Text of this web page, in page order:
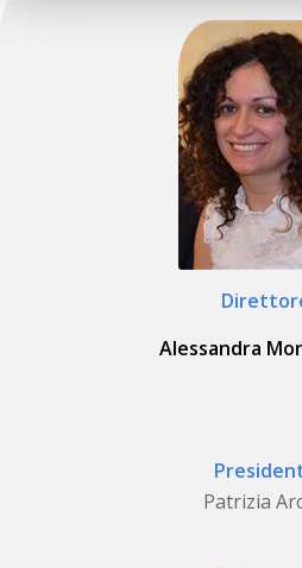
Alessandra
Patrizia